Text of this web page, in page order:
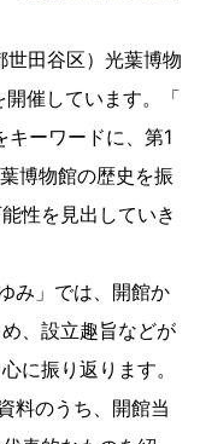
田谷区）光葉博物
催しています。「
ーワードに、第1
博物館の歴史を振
性を見出していき
み」では、開館か
、設立趣旨などが
に振り返ります。
料のうち、開館当